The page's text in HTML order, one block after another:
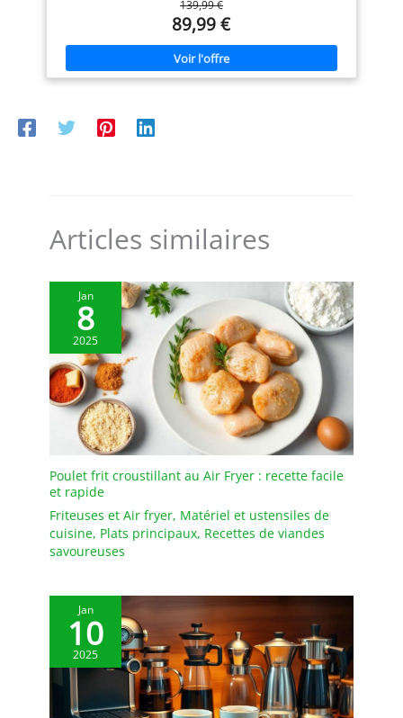
votre plan de travail contre les
éclaboussures. ÉLÉGANT ET
COMPACT : le design élégant et
la poignée rabattable de nos
gaufriers leur permettent de
s’intégrer parfaitement à tous
ajustement parfait de la température et des résultats
savoureux RÉSULTATS PARFAITS : Un indicateur lumineux
pratique vous permet de savoir lorsque les plaques sont
suffisamment chaudes pour commencer la cuisson FACILE À
NETTOYER : Plaques résistantes au lave-vaisselle pour un
nettoyage sans effort REPARABILITE 15 ANS AU JUSTE PRIX :
engagement de réparabilité 15 ans au juste prix grâce à
réduction des déchets FACILE À RANGER : Une poignée
rabattable et un design compact pour un rangement facile
139,99 €
89,99 €
Articles similaires
Jan
8
2025
Poulet frit croustillant au Air Fryer : recette facile
et rapide
Friteuses et Air fryer, Matériel et ustensiles de
cuisine, Plats principaux, Recettes de viandes
savoureuses
Jan
10
2025